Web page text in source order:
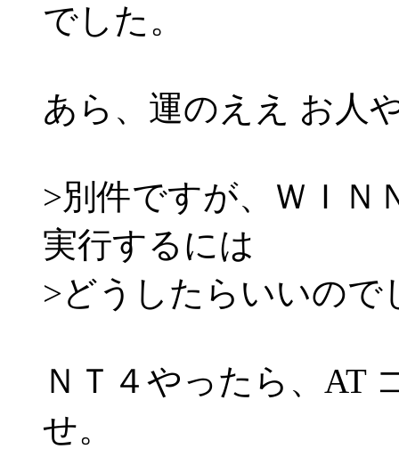
でした。
あら、運のええ お人
>別件ですが、ＷＩＮ
実行するには
>どうしたらいいので
ＮＴ４やったら、AT
せ。